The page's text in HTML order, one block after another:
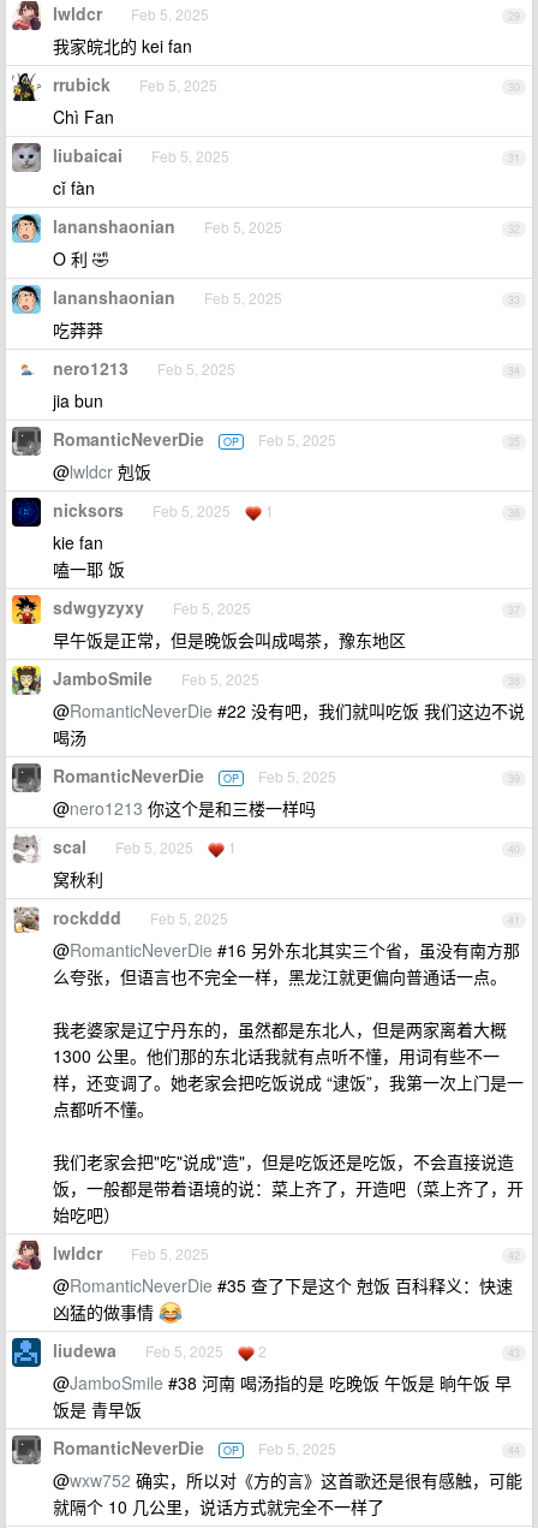
29
lwldcr Feb 5, 2025
我家皖北的 kei fan
30
rrubick Feb 5, 2025
Chì Fan
31
liubaicai Feb 5, 2025
cǐ fàn
32
lananshaonian Feb 5, 2025
O 利 🤣
33
lananshaonian Feb 5, 2025
吃莽莽
34
nero1213 Feb 5, 2025
jia bun
35
RomanticNeverDie OP Feb 5, 2025
@lwldcr 剋饭
36
nicksors Feb 5, 2025 1
kie fan
嗑一耶 饭
37
sdwgyzyxy Feb 5, 2025
早午饭是正常，但是晚饭会叫成喝茶，豫东地区
38
JamboSmile Feb 5, 2025
@RomanticNeverDie #22 没有吧，我们就叫吃饭 我们这边不说
喝汤
39
RomanticNeverDie OP Feb 5, 2025
@nero1213 你这个是和三楼一样吗
40
scal Feb 5, 2025 1
窝秋利
41
rockddd Feb 5, 2025
@RomanticNeverDie #16 另外东北其实三个省，虽没有南方那
么夸张，但语言也不完全一样，黑龙江就更偏向普通话一点。
我老婆家是辽宁丹东的，虽然都是东北人，但是两家离着大概
1300 公里。他们那的东北话我就有点听不懂，用词有些不一
样，还变调了。她老家会把吃饭说成 “逮饭”，我第一次上门是一
点都听不懂。
我们老家会把"吃"说成"造"，但是吃饭还是吃饭，不会直接说造
饭，一般都是带着语境的说：菜上齐了，开造吧（菜上齐了，开
始吃吧）
42
lwldcr Feb 5, 2025
@RomanticNeverDie #35 查了下是这个 尅饭 百科释义：快速
凶猛的做事情
43
liudewa Feb 5, 2025 2
@JamboSmile #38 河南 喝汤指的是 吃晚饭 午饭是 晌午饭 早
饭是 青早饭
44
RomanticNeverDie OP Feb 5, 2025
@wxw752 确实，所以对《方的言》这首歌还是很有感触，可能
就隔个 10 几公里，说话方式就完全不一样了